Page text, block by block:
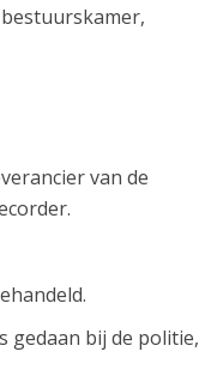
van de
gedaan bij de politie,